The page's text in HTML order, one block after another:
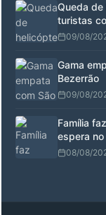
Queda de
turistas
09/08/
Gama
Bezerrão
09/08/
Família
espera no
08/08/